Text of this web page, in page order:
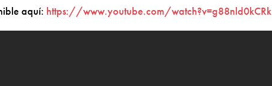
aquí: https://www.youtube.com/watch?v=g88nld0kCRk